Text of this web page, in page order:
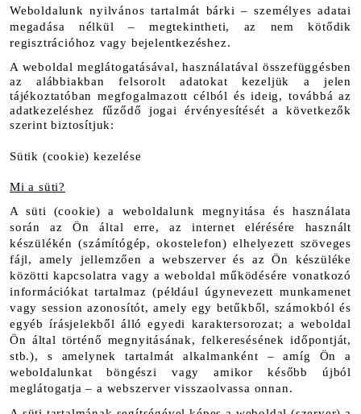
Weboldalunk nyilvános tartalmát bárki – személyes adatai
megadása nélkül – megtekintheti, az nem kötődik
regisztrációhoz vagy bejelentkezéshez.
A weboldal meglátogatásával, használatával összefüggésben
az alábbiakban felsorolt adatokat kezeljük a jelen
tájékoztatóban megfogalmazott célból és ideig, továbbá az
adatkezeléshez fűződő jogai érvényesítését a következők
szerint biztosítjuk:
Sütik (cookie) kezelése
Mi a süti?
A süti (cookie) a weboldalunk megnyitása és használata
során az Ön által erre, az internet elérésére használt
készülékén (számítógép, okostelefon) elhelyezett szöveges
fájl, amely jellemzően a webszerver és az Ön készüléke
közötti kapcsolatra vagy a weboldal működésére vonatkozó
információkat tartalmaz (például úgynevezett munkamenet
vagy session azonosítót, amely egy betűkből, számokból és
egyéb írásjelekből álló egyedi karaktersorozat; a weboldal
Ön által történő megnyitásának, felkeresésének időpontját,
stb.), s amelynek tartalmát alkalmanként – amíg Ön a
weboldalunkat böngészi vagy amikor később újból
meglátogatja – a webszerver visszaolvassa onnan.